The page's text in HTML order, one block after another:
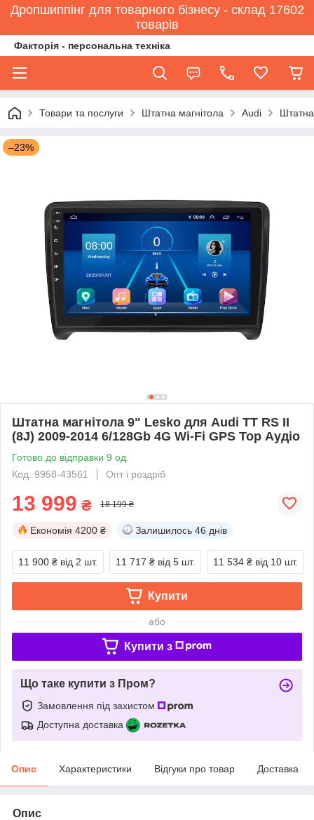
Дропшиппінг для товарного бізнесу - склад 17602
товарів
Факторія - персональна техніка
Товари та послуги Штатна магнітола Audi
–23%
Штатна магнітола 9" Lesko для Audi TT RS II
(8J) 2009-2014 6/128Gb 4G Wi-Fi GPS Top Аудіо
Готово до відправки 9 од.
Код: 9958-43561
Опт і роздріб
13 999 ₴ 18 199 ₴
Економія 4200 ₴ Залишилось 46 днів
11 900 ₴ від 2 шт. 11 717 ₴ від 5 шт. 11 534 ₴ від 10 шт.
Купити
або
Купити з
Що таке купити з Пром?
Замовлення під захистом
Доступна доставка
Опис Характеристики Відгуки про товар Доставка
Опис